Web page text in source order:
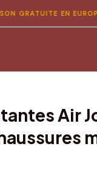
EN EUROPE
Air